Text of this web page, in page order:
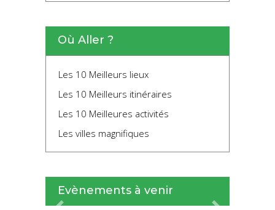
Où Aller ?
Les 10 Meilleurs lieux
Les 10 Meilleurs itinéraires
Les 10 Meilleures activités
Les villes magnifiques
Evènements à venir